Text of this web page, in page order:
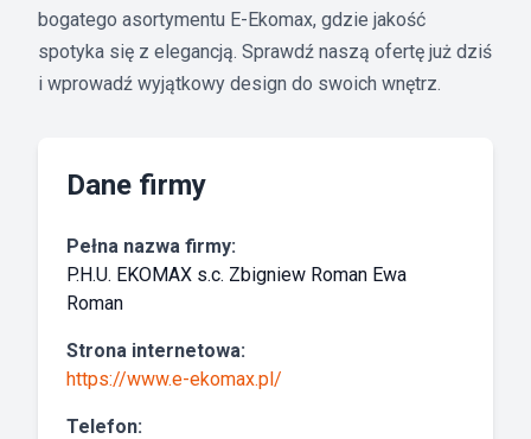
bogatego asortymentu E-Ekomax, gdzie jakość
spotyka się z elegancją. Sprawdź naszą ofertę już dziś
i wprowadź wyjątkowy design do swoich wnętrz.
Dane firmy
Pełna nazwa firmy:
P.H.U. EKOMAX s.c. Zbigniew Roman Ewa
Roman
Strona internetowa:
https://www.e-ekomax.pl/
Telefon: